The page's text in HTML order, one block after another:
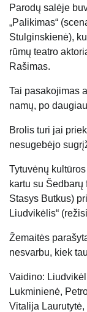
Parodų salėje
„Palikimas“
Stulginskienė),
rūmų teatro
Rašimas.
Tai pasakojimas
namų, po
Brolis turi jai
nesugebėjo
Tytuvėnų
kartu su Šedbarų
Stasys Butkus)
Liudvikėlis“
Žemaitės
nesvarbu, kiek
Vaidino:
Lukminienė,
Vitalija